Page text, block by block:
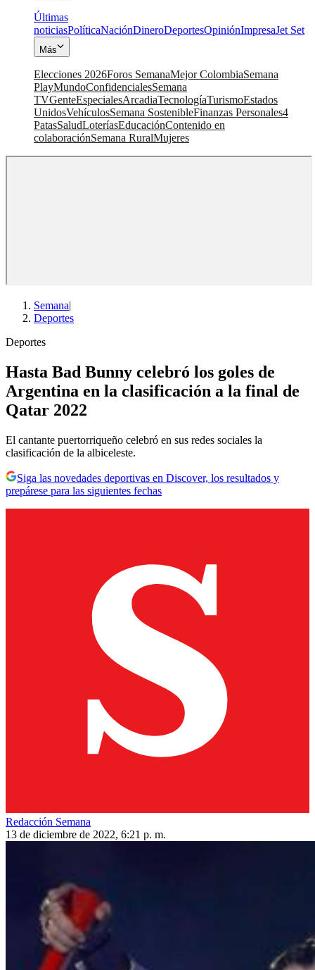
Últimas
noticiasPolíticaNaciónDineroDeportesOpiniónImpresaJet Set
Más
Elecciones 2026Foros SemanaMejor ColombiaSemana
PlayMundoConfidencialesSemana
TVGenteEspecialesArcadiaTecnologíaTurismoEstados
UnidosVehículosSemana SostenibleFinanzas Personales4
PatasSaludLoteríasEducaciónContenido en
colaboraciónSemana RuralMujeres
Semana|
Deportes
Deportes
Hasta Bad Bunny celebró los goles de
Argentina en la clasificación a la final de
Qatar 2022
El cantante puertorriqueño celebró en sus redes sociales la
clasificación de la albiceleste.
Siga las novedades deportivas en Discover, los resultados y
prepárese para las siguientes fechas
Redacción Semana
13 de diciembre de 2022, 6:21 p. m.